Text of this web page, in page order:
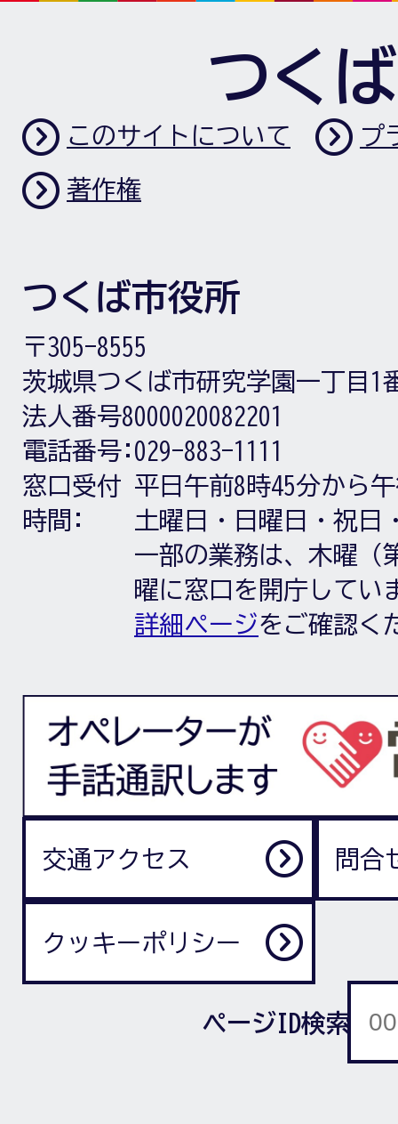
つく
このサイトについて プ
著作権
つくば市役所
〒305-8555
茨城県つくば市研究学園一丁目1
法人番号8000020082201
電話番号: 029-883-1111
窓口受付
時間:
平日午前8時45分から
土曜日・日曜日・祝日
一部の業務は、木曜（
曜に窓口を開庁してい
詳細ページをご確認く
交通アクセス 問合
クッキーポリシー
ページID検索